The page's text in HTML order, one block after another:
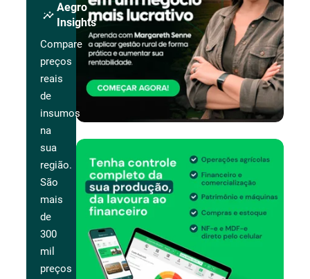
insights
Aegro
Insights
Compare
preços
reais
de
insumos
na
sua
região.
São
mais
de
300
mil
preços